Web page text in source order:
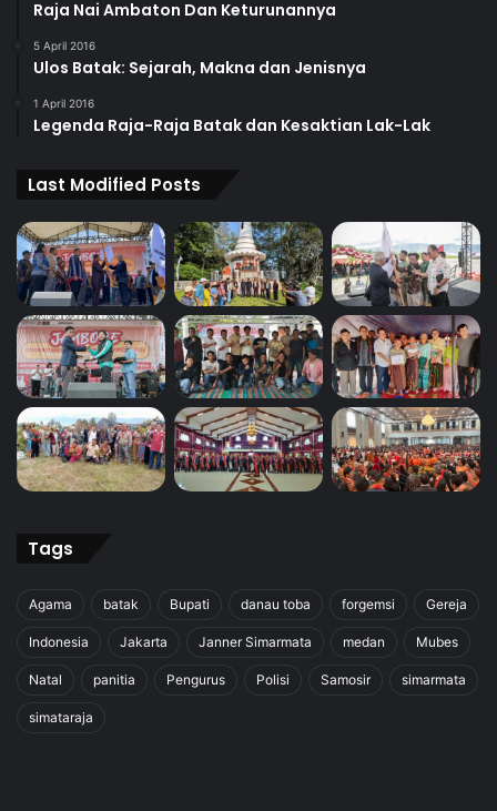
Raja Nai Ambaton Dan Keturunannya
5 April 2016
Ulos Batak: Sejarah, Makna dan Jenisnya
1 April 2016
Legenda Raja-Raja Batak dan Kesaktian Lak-Lak
Last Modified Posts
Tags
Agama batak Bupati danau toba forgemsi Gereja
Indonesia Jakarta Janner Simarmata medan Mubes
Natal panitia Pengurus Polisi Samosir simarmata
simataraja